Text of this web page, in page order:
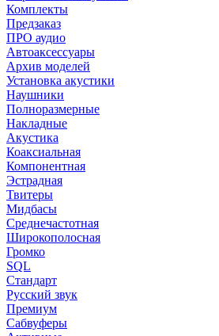
Комплекты
Предзаказ
ПРО аудио
Автоаксессуары
Архив моделей
Установка акустики
Наушники
Полноразмерные
Накладные
Акустика
Коаксиальная
Компонентная
Эстрадная
Твитеры
Мидбасы
Среднечастотная
Широкополосная
Громко
SQL
Стандарт
Русский звук
Премиум
Сабвуферы